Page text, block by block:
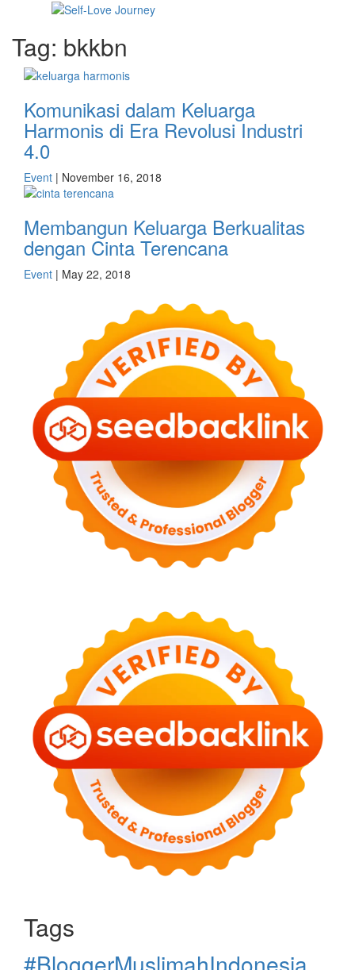
content
Self-Love Journey
Tag: bkkbn
Komunikasi dalam Keluarga
Harmonis di Era Revolusi Industri
4.0
Event | November 16, 2018
Membangun Keluarga Berkualitas
dengan Cinta Terencana
Event | May 22, 2018
Tags